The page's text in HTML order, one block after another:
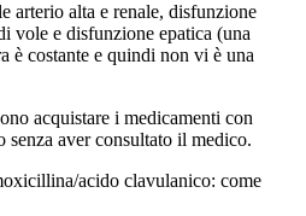
arterio alta e renale, disfunzione
vole e disfunzione epatica (una
è costante e quindi non vi è una
acquistare i medicamenti con
aver consultato il medico.
acido clavulanico: come